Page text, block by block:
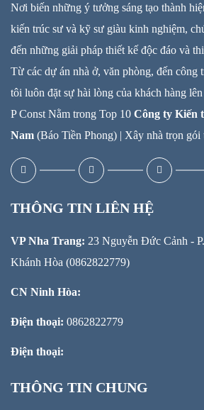
Nơi biến những ý tưởng sáng tạo thành
kiến trúc sư và kỹ sư giàu kinh nghiệm,
đến những giải pháp thiết kế độc đáo và
Từ các dự án nhà ở, văn phòng, đến công
tôi luôn đặt sự hài lòng của khách hàng
P Const Nằm trong Top 10 Công ty Kiến
Nam (Báo Tiền Phong) | Xây nhà trọn gói
THÔNG TIN LIÊN HỆ
VP Nha Trang: 23 Nguyễn Đức Cảnh -
Khánh Hòa (0862822779)
CN Ninh Hòa:
Điện thoại: 0862822779
Điện thoại:
THÔNG TIN CHUNG